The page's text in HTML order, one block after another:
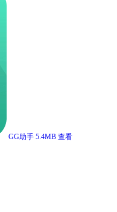
GG助手 5.4MB 查看